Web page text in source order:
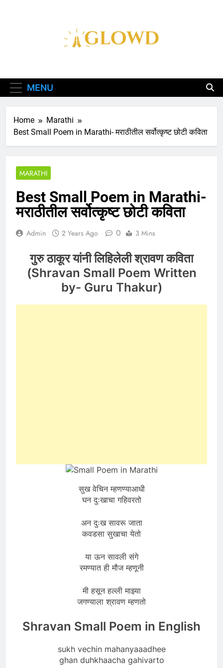
Aarti, Katha Aur
Chalisa Hindi Me
MENU
Home
Marathi
Best Small Poem in Marathi- मराठीतील सर्वोत्कृष्ट छोटी कविता
MARATHI
Best Small Poem in Marathi-
मराठीतील सर्वोत्कृष्ट छोटी कविता
Admin 2 Years Ago 0 3 Mins
गुरु ठाकूर यांनी लिहिलेली श्रावण कविता
(Shravan Small Poem Written
by- Guru Thakur)
सुख वेचिन म्हणण्याआधी
घन दुःखाचा गहिवरतो
अन दुःख सावरू जाता
कवडसा सुखाचा येतो
या ऊन सावली संगे
रमण्यात ही मौज म्हणूनी
मी हसून हल्ली माझ्या
जगण्याला श्रावण म्हणतो
Shravan Small Poem in English
sukh vechin mahanyaaadhee
ghan duhkhaacha gahivarto